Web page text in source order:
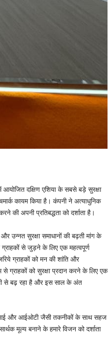
दक्षिण एशिया के सबसे बड़े सुरक्षा
कायम किया है। कंपनी ने अत्याधुनिक
की अपनी प्रतिबद्धता को दर्शाता है।
उन्नत सुरक्षा समाधानों की बढ़ती मांग के
ग्राहकों से जुड़ने के लिए एक महत्वपूर्ण
ग्राहकों को मन की शांति और
ग्राहकों को सुरक्षा प्रदान करने के लिए एक
से बढ़ रहा है और इस साल के अंत
एआई और आईओटी जैसी तकनीकों के साथ सहज
मूल्य बनाने के हमारे विजन को दर्शाता